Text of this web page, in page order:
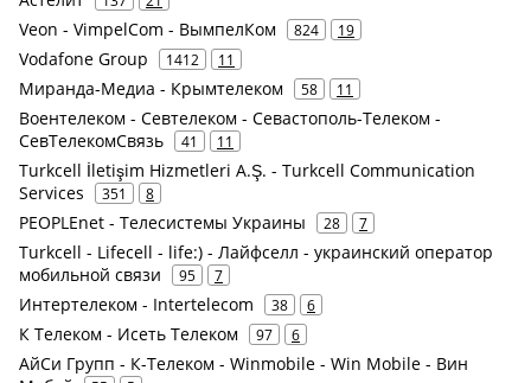
Veon - VimpelCom - ВымпелКом 824 19
Vodafone Group 1412 11
Миранда-Медиа - Крымтелеком 58 11
Воентелеком - Севтелеком - Севастополь-Телеком -
СевТелекомСвязь
41 11
Turkcell İletişim Hizmetleri A.Ş. - Turkcell Communication
Services
351 8
PEOPLEnet - Телесистемы Украины 28 7
Turkcell - Lifecell - life:) - Лайфселл - украинский оператор
мобильной связи
95 7
Интертелеком - Intertelecom 38 6
К Телеком - Исеть Телеком 97 6
АйСи Групп - К-Телеком - Winmobile - Win Mobile - Вин